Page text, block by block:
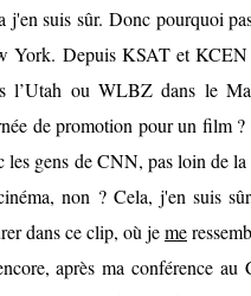
j'en suis sûr. Donc pourquoi
York. Depuis KSAT et KCEN
l’Utah ou WLBZ dans le
de promotion pour un film
les gens de CNN, pas loin de
non ? Cela, j'en suis
dans ce clip, où jeme
après ma conférence